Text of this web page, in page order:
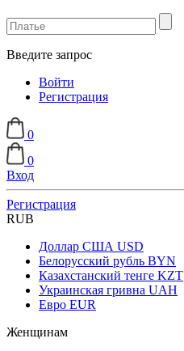
Введите запрос
Войти
Регистрация
0
0
Вход
Регистрация
RUB
Доллар США USD
Белорусский рубль BYN
Казахстанский тенге KZT
Украинская гривна UAH
Евро EUR
Женщинам